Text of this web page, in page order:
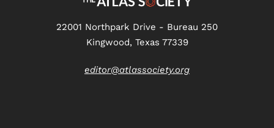
22001 Northpark Drive - Bureau 250
Kingwood, Texas 77339
editor@atlassociety.org